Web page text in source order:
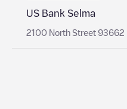
US Bank Selma
2100 North Street 93662